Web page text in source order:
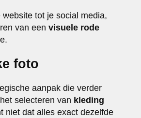
tot je social media,
van een visuele rode
foto
aanpak die verder
selecteren van kleding
niet dat alles exact dezelfde